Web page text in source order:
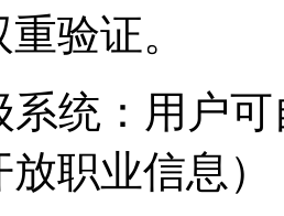
验证。
系统：用户
放职业信息